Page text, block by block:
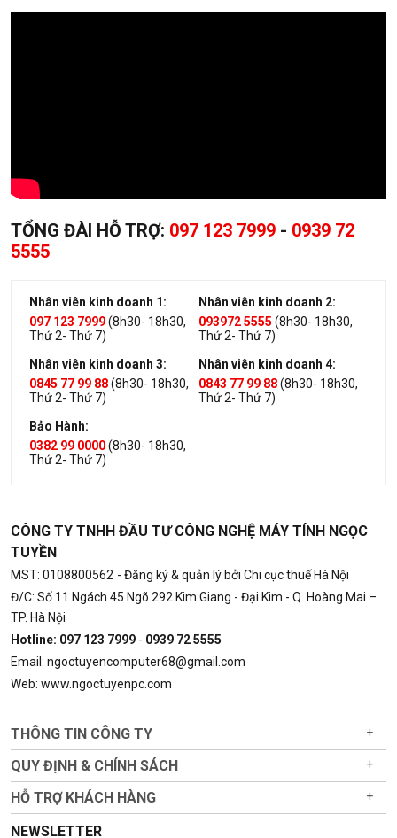
TỔNG ĐÀI HỖ TRỢ: 097 123 7999 - 0939 72
5555
Nhân viên kinh doanh 1:
097 123 7999(8h30- 18h30,
Thứ 2- Thứ 7)
Nhân viên kinh doanh 2:
093972 5555 (8h30- 18h30,
Thứ 2- Thứ 7)
Nhân viên kinh doanh 3:
0845 77 99 88(8h30- 18h30,
Thứ 2- Thứ 7)
Nhân viên kinh doanh 4:
0843 77 99 88(8h30- 18h30,
Thứ 2- Thứ 7)
Bảo Hành:
0382 99 0000(8h30- 18h30,
Thứ 2- Thứ 7)
CÔNG TY TNHH ĐẦU TƯ CÔNG NGHỆ MÁY TÍNH NGỌC
TUYỀN
MST: 0108800562 - Đăng ký & quản lý bởi Chi cục thuế Hà Nội
Đ/C: Số 11 Ngách 45 Ngõ 292 Kim Giang - Đại Kim - Q. Hoàng Mai –
TP. Hà Nội
Hotline: 097 123 7999 - 0939 72 5555
Email: ngoctuyencomputer68@gmail.com
Web: www.ngoctuyenpc.com
THÔNG TIN CÔNG TY +
QUY ĐỊNH & CHÍNH SÁCH +
HỖ TRỢ KHÁCH HÀNG +
NEWSLETTER